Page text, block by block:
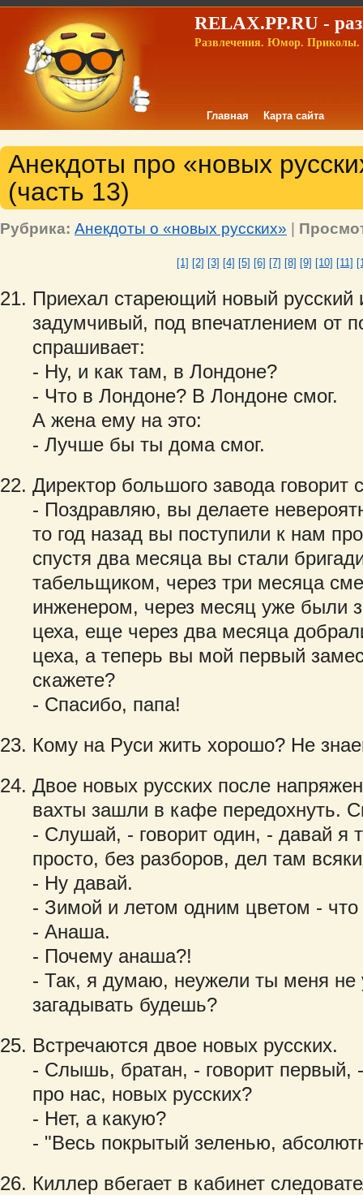
RELAX.PP.RU -
Развлечения. Юмор. Приколы.
Главная Карта сайта
Анекдоты про «новых
(часть 13)
Рубрика: Анекдоты о «новых русских» |
[1] [2] [3] [4] [5] [6] [7] [8] [9] [10] [11]
Приехал стареющий новый русский
задумчивый, под впечатлением от
спрашивает:
- Ну, и как там, в Лондоне?
- Что в Лондоне? В Лондоне смог.
А жена ему на это:
- Лучше бы ты дома смог.
Директор большого завода говорит
- Поздравляю, вы делаете
то год назад вы поступили к нам
спустя два месяца вы стали
табельщиком, через три месяца
инженером, через месяц уже были
цеха, еще через два месяца
цеха, а теперь вы мой первый
скажете?
- Спасибо, папа!
Кому на Руси жить хорошо? Не
Двое новых русских после
вахты зашли в кафе передохнуть.
- Слушай, - говорит один, - давай я
просто, без разборов, дел там
- Ну давай.
- Зимой и летом одним цветом - что
- Анаша.
- Почему анаша?!
- Так, я думаю, неужели ты меня не
загадывать будешь?
Встречаются двое новых русских.
- Слышь, братан, - говорит первый,
про нас, новых русских?
- Нет, а какую?
- "Весь покрытый зеленью,
Киллер вбегает в кабинет